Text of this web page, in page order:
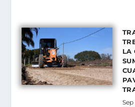
LA
Sep